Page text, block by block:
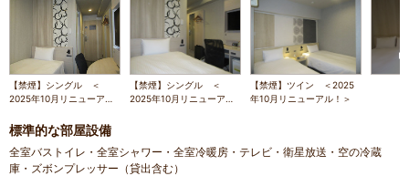
【禁煙】シングル ＜
2025年10月リニューア
【禁煙】シングル ＜
2025年10月リニューア
【禁煙】ツイン ＜2025
年10月リニューアル！＞
標準的な部屋設備
全室バストイレ・全室シャワー・全室冷暖房・テレビ・衛星放送・空の冷蔵
庫・ズボンプレッサー（貸出含む）